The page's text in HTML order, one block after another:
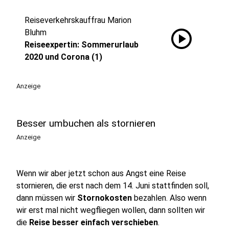
Reiseverkehrskauffrau Marion
Bluhm
Reiseexpertin: Sommerurlaub
2020 und Corona (1)
play_circle
Anzeige
Besser umbuchen als stornieren
Anzeige
Wenn wir aber jetzt schon aus Angst eine Reise
stornieren, die erst nach dem 14. Juni stattfinden soll,
dann müssen wir Stornokosten bezahlen. Also wenn
wir erst mal nicht wegfliegen wollen, dann sollten wir
die Reise besser einfach verschieben.